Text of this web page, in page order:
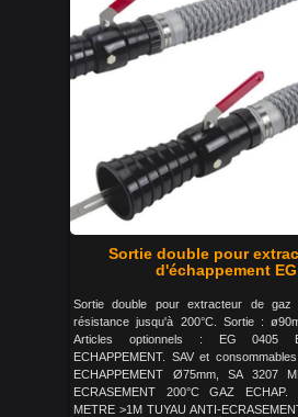
Sortie double pour
d'échappement
Sortie double pour extracteur de gaz
résistance jusqu'à 200°C. Sortie :
Articles optionnels : EG 0405
ECHAPPEMENT. SAV et
ECHAPPEMENT Ø75mm, SA 3207
ECRASEMENT 200°C GAZ
METRE >1M TUYAU ANTI-